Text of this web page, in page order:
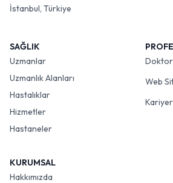
İstanbul, Türkiye
SAĞLIK
Uzmanlar
Uzmanlık Alanları
Hastalıklar
Hizmetler
Hastaneler
Web
Kariyer
KURUMSAL
Hakkımızda